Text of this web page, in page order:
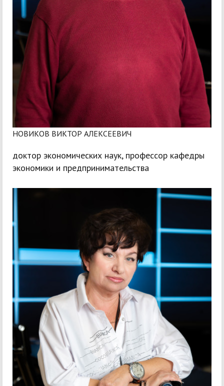
НОВИКОВ ВИКТОР АЛЕКСЕЕВИЧ
доктор экономических наук, профессор кафедры
экономики и предпринимательства